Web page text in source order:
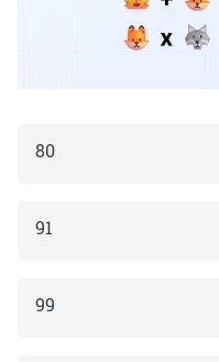
80
91
99